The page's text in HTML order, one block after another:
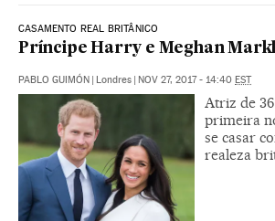
CASAMENTO REAL BRITÂNICO
Príncipe Harry e Meghan
PABLO GUIMÓN Londres NOV 27, 2017 - 14:40 EST
Atriz de
primeira
se casar
realeza